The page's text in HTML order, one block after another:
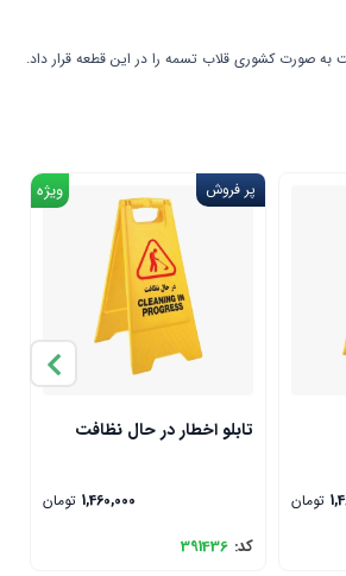
صورت کشوری قلاب تسمه را در این قطعه قرار داد.
تومان
پر فروش ویژه
تابلو اخطار در حال نظافت
1,460,000 تومان
کد: 391436